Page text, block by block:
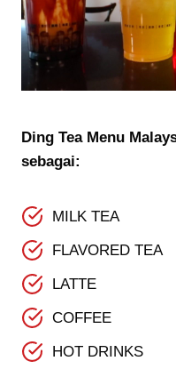
Ding Tea Menu
sebagai:
MILK TEA
FLAVORED TEA
LATTE
COFFEE
HOT DRINKS